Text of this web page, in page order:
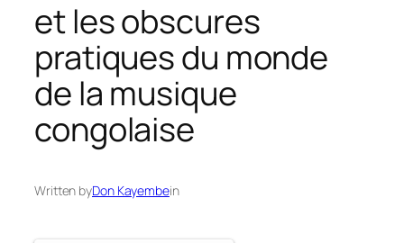
et les obscures
pratiques du monde
de la musique
congolaise
Written byDon Kayembein